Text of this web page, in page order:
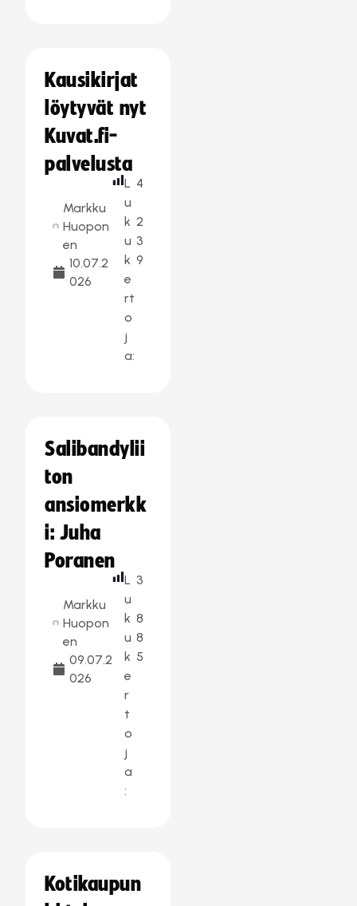
Kausikirjat
löytyvät nyt
Kuvat.fi-
palvelusta
Markku
Huopon
en
10.07.2
026
L
u
k
u
k
e
rt
o
j
a:
4
2
3
9
Salibandylii
ton
ansiomerkk
i: Juha
Poranen
Markku
Huopon
en
09.07.2
026
L
u
k
u
k
e
r
t
o
j
a
:
3
8
8
5
Kotikaupun